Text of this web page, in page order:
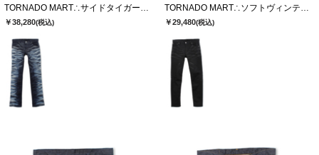
TORNADO MART∴サイドタイガーシューカットデニム
￥38,280(税込)
TORNADO MART∴ソフトヴィンテージスリムデニム
￥29,480(税込)